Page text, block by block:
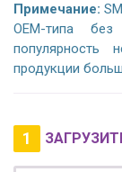
Примечание:
OEM-типа
популярность
продукции
1